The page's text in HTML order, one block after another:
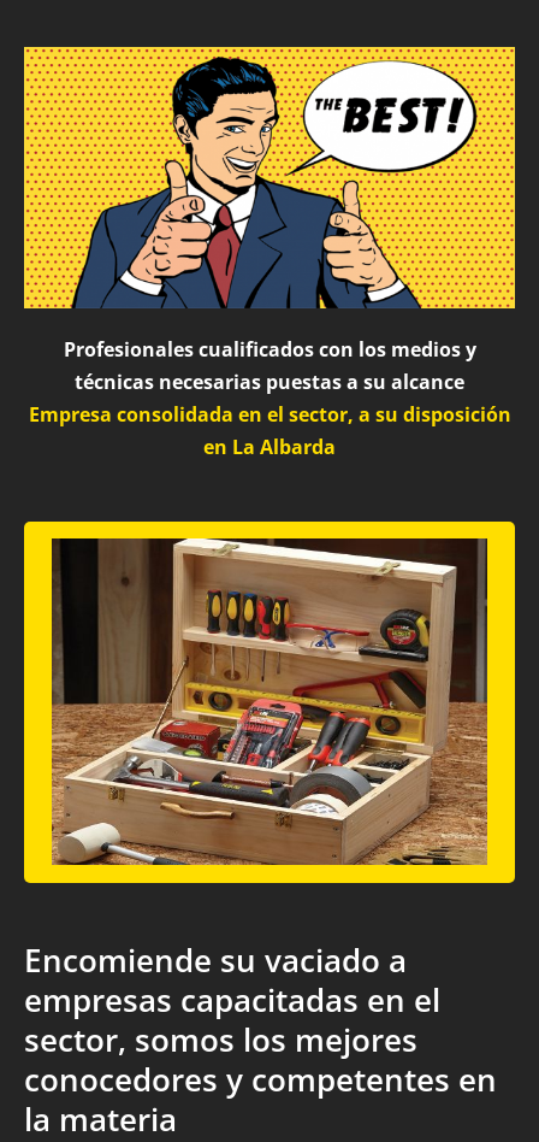
Profesionales cualificados con los medios y
técnicas necesarias puestas a su alcance
Empresa consolidada en el sector, a su disposición
en La Albarda
Encomiende su vaciado a
empresas capacitadas en el
sector, somos los mejores
conocedores y competentes en
la materia